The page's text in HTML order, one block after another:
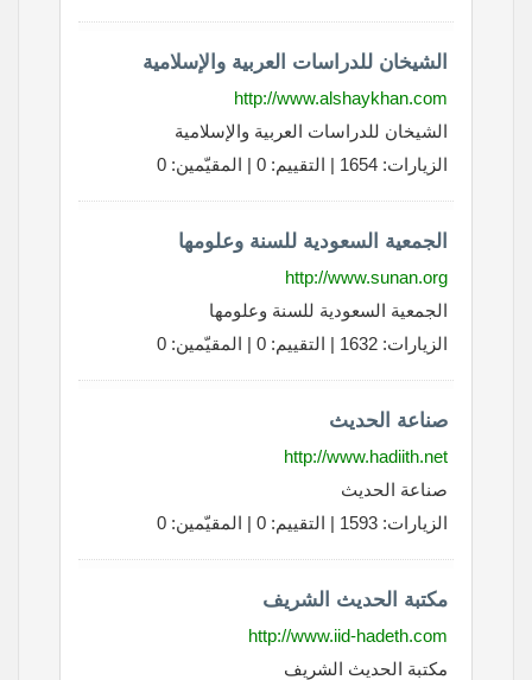
الشيخان للدراسات العربية والإسلامية
http://www.alshaykhan.com
الشيخان للدراسات العربية والإسلامية
الزيارات: 1654 | التقييم: 0 | المقيّمين: 0
الجمعية السعودية للسنة وعلومها
http://www.sunan.org
الجمعية السعودية للسنة وعلومها
الزيارات: 1632 | التقييم: 0 | المقيّمين: 0
صناعة الحديث
http://www.hadiith.net
صناعة الحديث
الزيارات: 1593 | التقييم: 0 | المقيّمين: 0
مكتبة الحديث الشريف
http://www.iid-hadeth.com
مكتبة الحديث الشريف